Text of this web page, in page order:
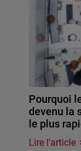
Pourquoi
devenu la
le plus
Lire l'article